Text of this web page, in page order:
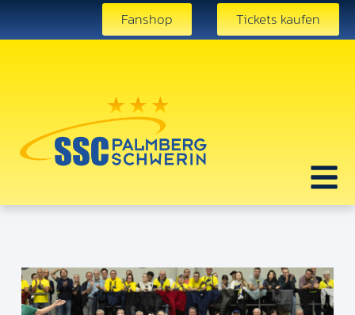
Fanshop Tickets kaufen